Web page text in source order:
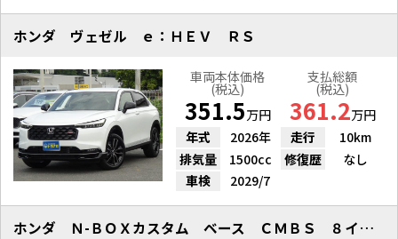
ホンダ ヴェゼル ｅ：ＨＥＶ ＲＳ
車両本体価格
(税込)
351.5万円
支払総額
(税込)
361.2万円
年式
2026年 走行
10km
排気量
1500cc 修復歴
なし
車検
2029/7
ホンダ Ｎ-ＢＯＸカスタム ベース ＣＭＢＳ ８インチＤ／Ａ Ｂカメラ